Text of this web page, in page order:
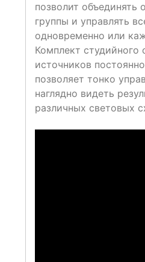
позволит объединять
группы и управлять
одновременно или
Комплект студийного
источников
позволяет тонко
наглядно видеть
различных световых